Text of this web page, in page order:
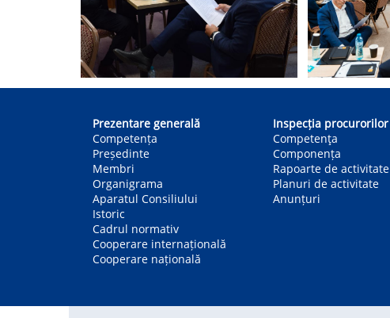
navigation
Prezentare generală
Competența
Președinte
Membri
Organigrama
Aparatul Consiliului
Istoric
Cadrul normativ
Cooperare internațională
Cooperare națională
Inspecția procurorilor
Competenţa
Componența
Rapoarte de activitate
Planuri de activitate
Anunțuri